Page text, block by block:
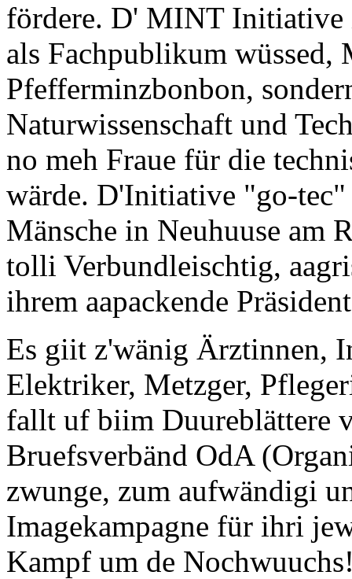
fördere. D' MINT Initiative
als Fachpublikum
Pfefferminzbonbon,
Naturwissenschaft und
no meh Fraue für die
wärde. D'Initiative "go-
Mänsche in Neuhuuse am
tolli Verbundleischtig,
ihrem aapackende
Es giit z'wänig Ärztinnen,
Elektriker, Metzger,
fallt uf biim Duureblättere
Bruefsverbänd OdA
zwunge, zum aufwändigi
Imagekampagne für ihri
Kampf um de